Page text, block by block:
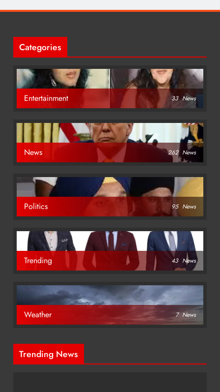
Categories
Entertainment 33 News
News 262 News
Politics 95 News
Trending 43 News
Weather 7 News
Trending News